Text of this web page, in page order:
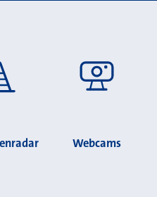
Webcams